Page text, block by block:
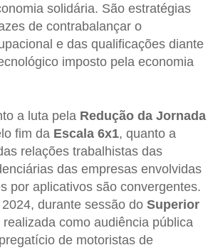
solidária. São estratégias
de contrabalançar o
e das qualificações diante
imposto pela economia
a luta pela Redução da Jornada
fim da Escala 6x1, quanto a
relações trabalhistas das
das empresas envolvidas
por aplicativos são convergentes.
durante sessão do Superior
realizada como audiência pública
de motoristas de